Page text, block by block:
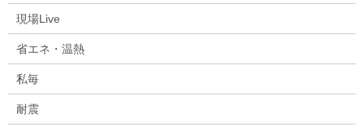
現場Live
省エネ・温熱
私毎
耐震